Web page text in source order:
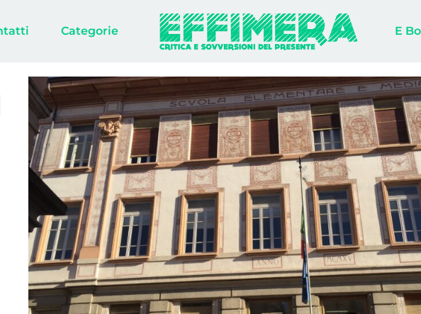
Categorie E
Ingrandisci
immagine